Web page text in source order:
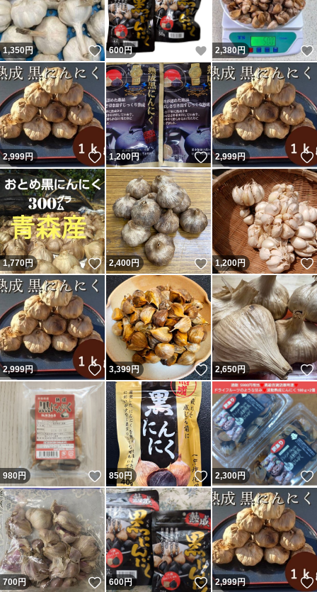
1,350円 いいね！
600円 いいね！
2,380円
2,999円 いいね！
1,200円 いいね！
2,999円
1,770円 いいね！
2,400円 いいね！
1,200円
2,999円 いいね！
3,399円 いいね！
2,650円
980円 いいね！
850円 いいね！
2,300円
700円 いいね！
600円 いいね！
2,999円